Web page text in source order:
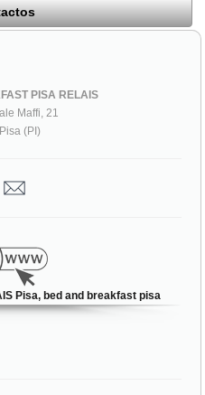
PISA RELAIS
Maffi, 21
(PI)
Pisa, bed and breakfast pisa